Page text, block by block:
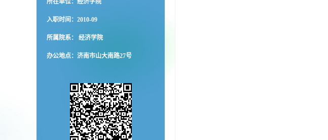
所在单位：经济学院
入职时间：2010-09
所属院系： 经济学院
办公地点：济南市山大南路27号